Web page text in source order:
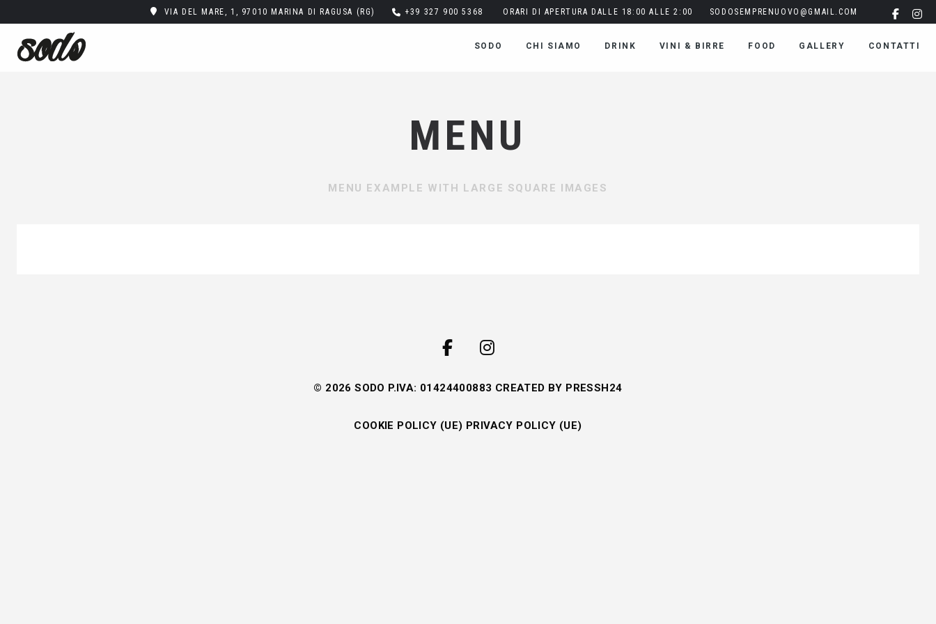
VIA DEL MARE, 1, 97010 MARINA DI RAGUSA (RG) +39 327 900 5368 ORARI DI APERTURA DALLE 18:00 ALLE 2:00 SODOSEMPRENUOVO@GMAIL.COM
SODO CHI SIAMO DRINK VINI & BIRRE FOOD GALLERY CONTATTI
MENU
MENU EXAMPLE WITH LARGE SQUARE IMAGES
© 2026 SODO P.IVA: 01424400883 CREATED BY PRESSH24
COOKIE POLICY (UE) PRIVACY POLICY (UE)